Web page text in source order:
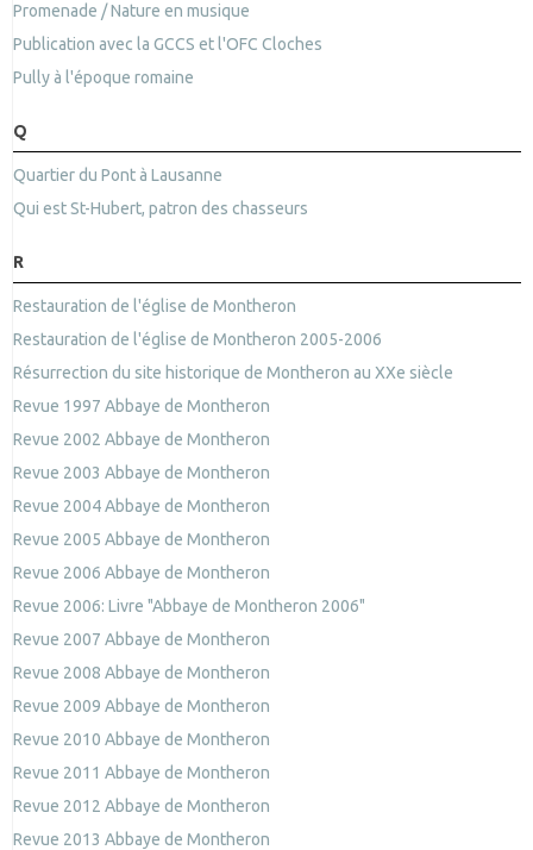
Promenade / Nature en musique
Publication avec la GCCS et l'OFC Cloches
Pully à l'époque romaine
Q
Quartier du Pont à Lausanne
Qui est St-Hubert, patron des chasseurs
R
Restauration de l'église de Montheron
Restauration de l'église de Montheron 2005-2006
Résurrection du site historique de Montheron au XXe siècle
Revue 1997 Abbaye de Montheron
Revue 2002 Abbaye de Montheron
Revue 2003 Abbaye de Montheron
Revue 2004 Abbaye de Montheron
Revue 2005 Abbaye de Montheron
Revue 2006 Abbaye de Montheron
Revue 2006: Livre "Abbaye de Montheron 2006"
Revue 2007 Abbaye de Montheron
Revue 2008 Abbaye de Montheron
Revue 2009 Abbaye de Montheron
Revue 2010 Abbaye de Montheron
Revue 2011 Abbaye de Montheron
Revue 2012 Abbaye de Montheron
Revue 2013 Abbaye de Montheron